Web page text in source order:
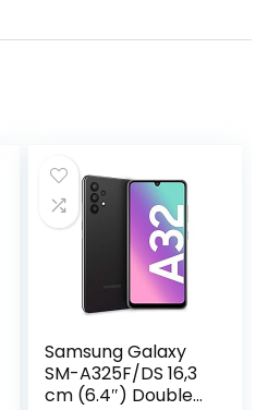
Samsung Galaxy
SM-A325F/DS 16,3
cm (6.4″) Double